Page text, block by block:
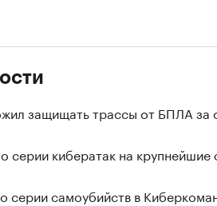
защищать трассы от БПЛА за
серии кибератак на крупнейшие
серии самоубийств в